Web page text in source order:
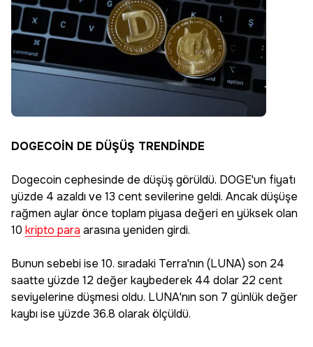
DOGECOİN DE DÜŞÜŞ TRENDİNDE
Dogecoin cephesinde de düşüş görüldü. DOGE'un fiyatı
yüzde 4 azaldı ve 13 cent sevilerine geldi. Ancak düşüşe
rağmen aylar önce toplam piyasa değeri en yüksek olan
10 kripto para arasına yeniden girdi.
Bunun sebebi ise 10. sıradaki Terra'nın (LUNA) son 24
saatte yüzde 12 değer kaybederek 44 dolar 22 cent
seviyelerine düşmesi oldu. LUNA'nın son 7 günlük değer
kaybı ise yüzde 36.8 olarak ölçüldü.